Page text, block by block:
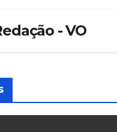
- VO